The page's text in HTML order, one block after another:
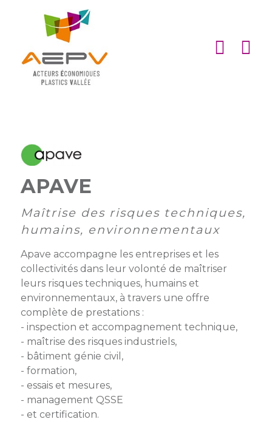
ACCUEIL
ASSOCIATION
Matinales
afterworks
d’entreprise
Ateliers
AEPV
de
managers
intermédiaires
AEPV
au
féminin
membre
des
membres
Actualité
des
membres
Kit
l’adhérent
PARTENARIATS
institutionnels
Dispositifs
partenaires
privilèges
Proposer
une
EMPLOI
ACTUALITÉS
L’AEPV
CONTACT
APAVE
Maîtrise des risques techniques,
humains, environnementaux
Apave accompagne les entreprises et les
collectivités dans leur volonté de maîtriser
leurs risques techniques, humains et
environnementaux, à travers une offre
complète de prestations :
- inspection et accompagnement technique,
- maîtrise des risques industriels,
- bâtiment génie civil,
- formation,
- essais et mesures,
- management QSSE
- et certification.
Cookies management panel